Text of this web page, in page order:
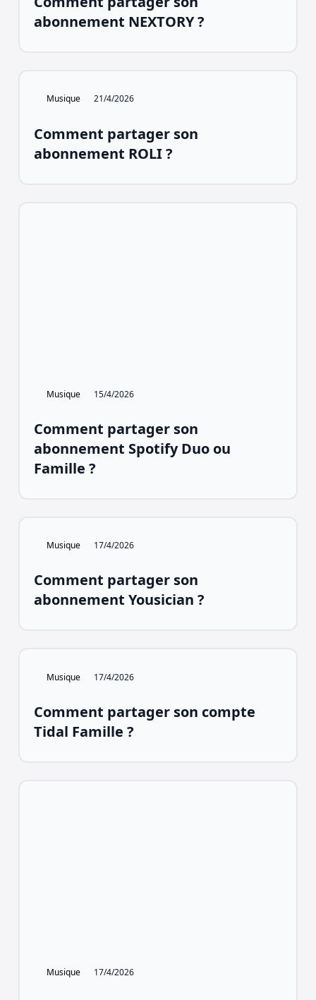
abonnement NEXTORY ?
Musique 21/4/2026
Comment partager son
abonnement ROLI ?
Musique 15/4/2026
Comment partager son
abonnement Spotify Duo ou
Famille ?
Musique 17/4/2026
Comment partager son
abonnement Yousician ?
Musique 17/4/2026
Comment partager son compte
Tidal Famille ?
Musique 17/4/2026